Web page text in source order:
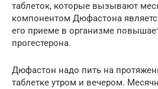
таблеток, которые вызывают
компонентом Дюфастона
его приеме в организме
прогестерона.
Дюфастон надо пить на
таблетке утром и вечером.